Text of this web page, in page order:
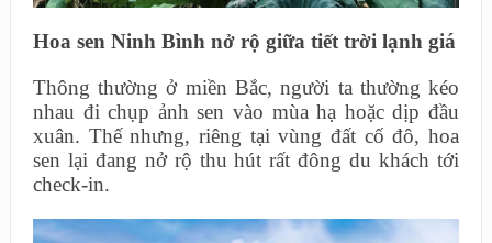
Hoa sen Ninh Bình nở rộ giữa tiết trời lạnh giá
Thông thường ở miền Bắc, người ta thường kéo
nhau đi chụp ảnh sen vào mùa hạ hoặc dịp đầu
xuân. Thế nhưng, riêng tại vùng đất cố đô, hoa
sen lại đang nở rộ thu hút rất đông du khách tới
check-in.